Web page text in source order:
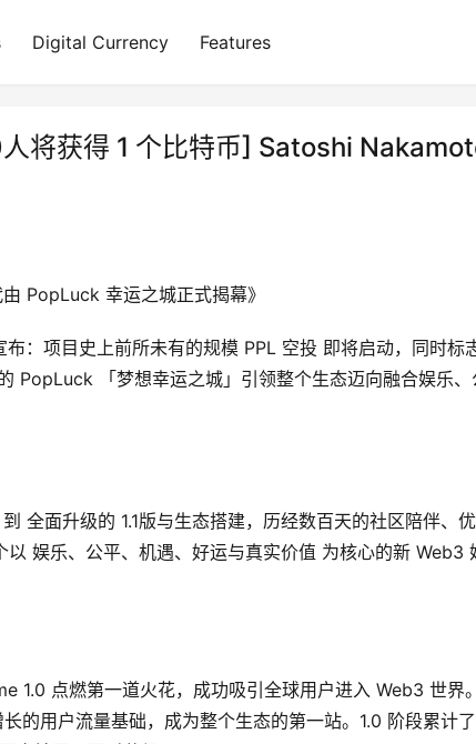
Digital Currency Features
将获得 1 个比特币] Satoshi
PopLuck 幸运之城正式揭幕》
：项目史上前所未有的规模 PPL 空投 即将启动，同时标
PopLuck 「梦想幸运之城」引领整个生态迈向融合娱乐、
全面升级的 1.1版与生态搭建，历经数百天的社区陪伴、
娱乐、公平、机遇、好运与真实价值 为核心的新 Web3
1.0 点燃第一道火花，成功吸引全球用户进入 Web3 世界
的用户流量基础，成为整个生态的第一站。1.0 阶段累计